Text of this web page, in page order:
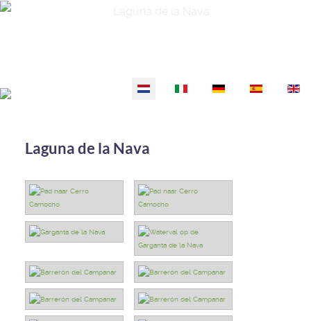
Selecteer de taal
Laguna de la Nava